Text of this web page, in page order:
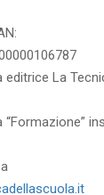
editrice La
“Formazione”